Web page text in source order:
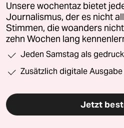
Unsere wochentaz bietet
Journalismus, der es nicht
Stimmen, die woanders
zehn Wochen lang
Jeden Samstag als
Zusätzlich digitale
Jetzt